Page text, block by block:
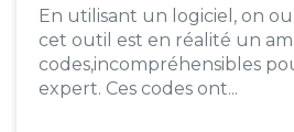
En utilisant un logiciel, on
cet outil est en réalité un
codes,incompréhensibles
expert. Ces codes ont...